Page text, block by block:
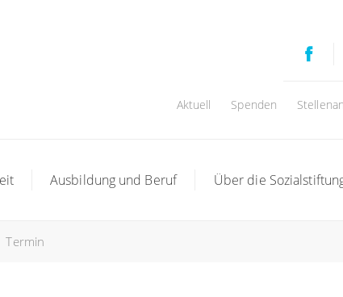
Aktuell Spenden
Ausbildung und Beruf Über die
Termin